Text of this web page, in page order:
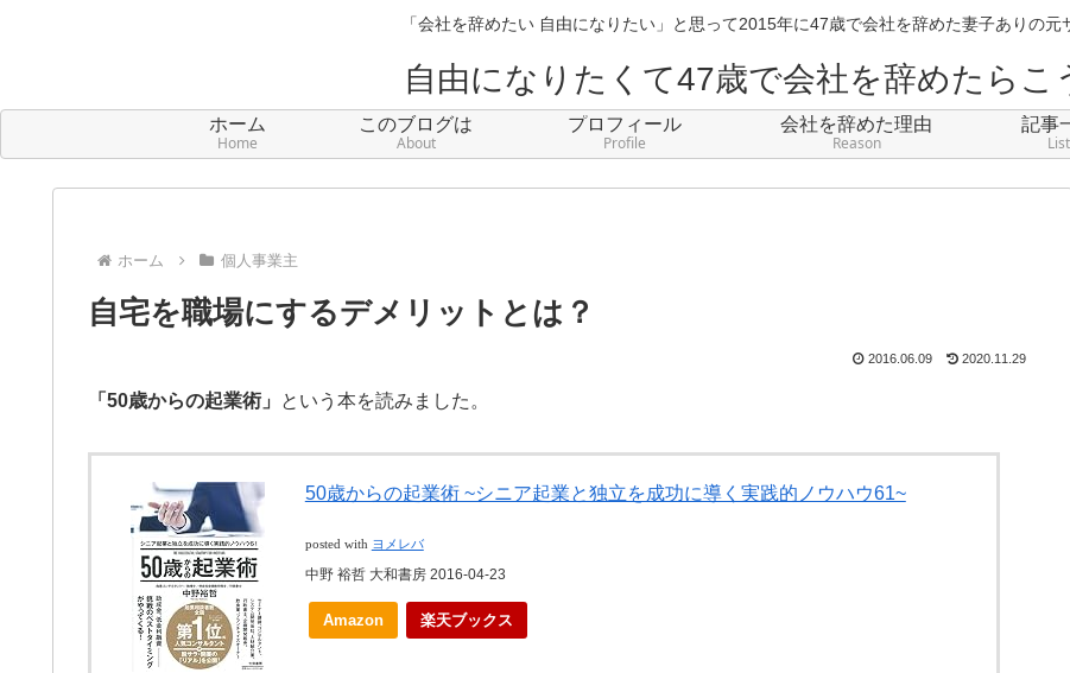
「会社を辞めたい 自由になりたい」と思って2015年に47歳で会社を辞めた妻子ありの元
自由になりたくて47歳で会社を辞めたらこ
ホーム
Home
このブログは
About
プロフィール
Profile
会社を辞めた理由
Reason
記事
List
ホーム 個人事業主
自宅を職場にするデメリットとは？
2016.06.09 2020.11.29
「50歳からの起業術」 という本を読みました。
50歳からの起業術 ~シニア起業と独立を成功に導く実践的ノウハウ61~
posted with ヨメレバ
中野 裕哲 大和書房 2016-04-23
Amazon 楽天ブックス